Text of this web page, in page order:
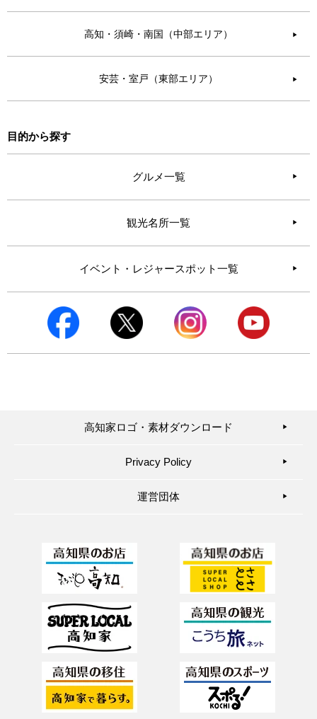
高知・須崎・南国（中部エリア） ▶︎
安芸・室戸（東部エリア） ▶︎
目的から探す
グルメ一覧
観光名所一覧
イベント・レジャースポット一覧
高知家ロゴ・素材ダウンロード ▶︎
Privacy Policy ▶︎
運営団体 ▶︎